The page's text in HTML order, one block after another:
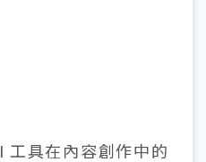
工具在內容創作中的